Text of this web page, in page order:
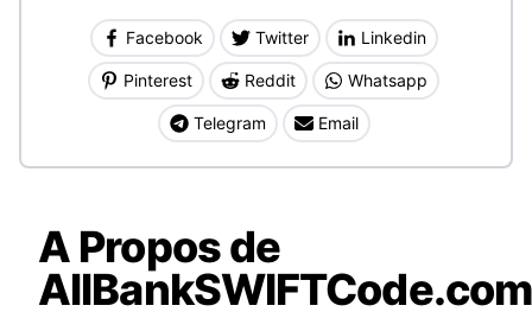
Facebook Twitter Linkedin
Pinterest Reddit Whatsapp
Telegram Email
A Propos de
AllBankSWIFTCode.com